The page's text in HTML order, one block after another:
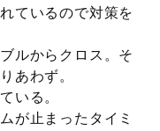
ているので対策を
ルからクロス。そ
あわず。
いる。
が止まったタイミ